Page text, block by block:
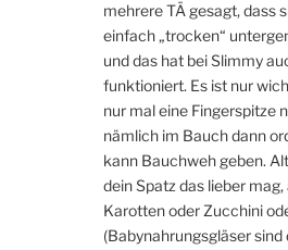
mehrere TÄ gesagt, dass
einfach „trocken“
und das hat bei Slimmy
funktioniert. Es ist nur
nur mal eine Fingerspitze
nämlich im Bauch dann
kann Bauchweh geben.
dein Spatz das lieber
Karotten oder Zucchini
(Babynahrungsgläser